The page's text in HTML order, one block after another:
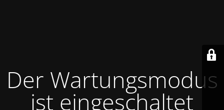
Der Wartungsmodus
ist eingeschaltet